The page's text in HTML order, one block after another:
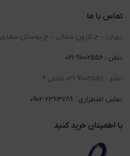
تماس با ما
تهران – خ کارون شمالی – خ بوستان سعدی –
تلفن : 91002556-021
نمابر : 91002556-021 داخلی 9
تماس اضطراری : 2363789-0902
با اطمینان خرید کنید